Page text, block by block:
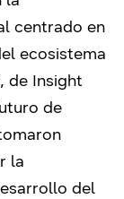
centrado en
ecosistema
de Insight
de
la
del